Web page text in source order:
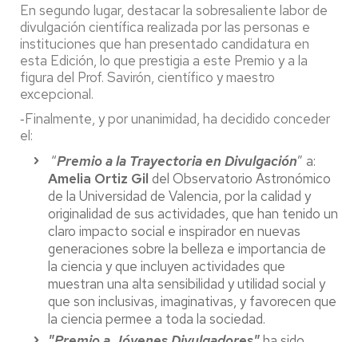
En segundo lugar, destacar la sobresaliente labor de
divulgación científica realizada por las personas e
instituciones que han presentado candidatura en
esta Edición, lo que prestigia a este Premio y a la
figura del Prof. Savirón, científico y maestro
excepcional.
‐Finalmente, y por unanimidad, ha decidido conceder
el:
“Premio a la Trayectoria en Divulgación” a:
Amelia Ortiz Gil del Observatorio Astronómico
de la Universidad de Valencia, por la calidad y
originalidad de sus actividades, que han tenido un
claro impacto social e inspirador en nuevas
generaciones sobre la belleza e importancia de
la ciencia y que incluyen actividades que
muestran una alta sensibilidad y utilidad social y
que son inclusivas, imaginativas, y favorecen que
la ciencia permee a toda la sociedad.